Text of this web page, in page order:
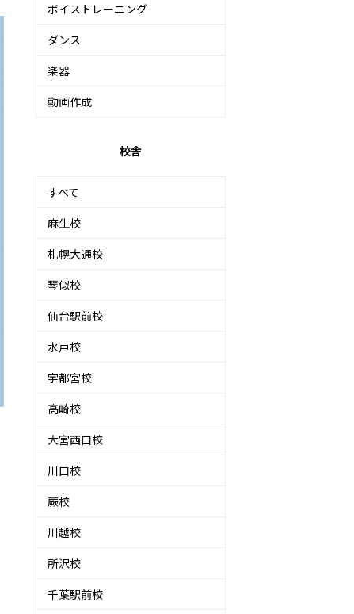
ボイストレーニング
ダンス
楽器
動画作成
校舎
すべて
麻生校
札幌大通校
琴似校
仙台駅前校
水戸校
宇都宮校
高崎校
大宮西口校
川口校
蕨校
川越校
所沢校
千葉駅前校